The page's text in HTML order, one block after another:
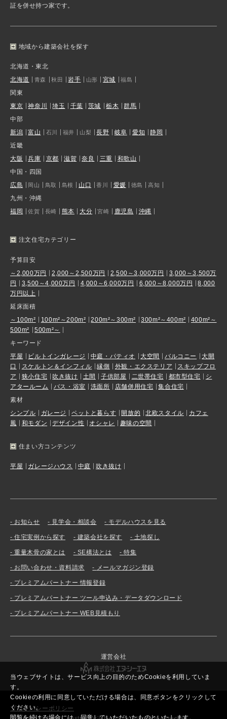
当ウェブサイトは、サービス向上の目的のためCookieを利用していま
す。
Cookieの利用に同意していただける場合は、同意ボタンをクリックして
ください。
閲覧を続ける場合には、同意していただいたものといたします。
証を併せ持つ家です。
地域から建築会社を探す
北海道・東北
北海道
青森 秋田 岩手 山形 宮城 福島
関東
東京
神奈川 埼玉 千葉 茨城 栃木
群馬
中部
新潟
富山 石川 福井 山梨 長野 岐阜 愛知
静岡
近畿
大阪
兵庫 京都 滋賀 奈良 三重
和歌山
中国・四国
広島
岡山 鳥取 島根 山口 香川 愛媛 徳島 高知
九州・沖縄
福岡
佐賀 長崎 熊本 大分 宮崎 鹿児島 沖縄
注文住宅カテゴリー
予算目安
～2,000万円
2,000～2,500万円 2,500～3,000万円
3,000～3,500万
円
3,500～4,000万円 4,000～6,000万円 6,000～8,000万円
8,000
万円以上
延床面積
～100m²
100m²～200m² 200m²～300m² 300m²～400m²
400m²～
500m²
500m²～
キーワード
平屋
ビルトインガレージ 中庭・パティオ 大空間 バルコニー
大開
口
スケルトン＆インフィル 縁側 外観・エクステリア
スキップフロ
ア
狭小住宅 吹き抜け 土間 子供部屋 二世帯住宅 都市型住宅
シ
アタールーム
バス・浴室 洗面所 店舗併用住宅
集合住宅
素材
シンプル
ガレージ ペットと暮らす 開放的 北欧スタイル
カフェ
風
和モダン デザイン性 オシャレ 趣味の空間
住まい方コンテンツ
平屋 ガレージハウス 中庭 吹き抜け
お知らせ 見学会・相談会 モデルハウスを見る
住宅実例から探す 建築会社を探す 土地探し
重量木骨の家とは SE構法とは 特集
お問い合わせ・資料請求 メールマガジン登録
プレミアムパートナー 情報登録
プレミアムパートナー ツール申込み・データダウンロード
プレミアムパートナー WEB見積もり
運営会社
プライバシーポリシー